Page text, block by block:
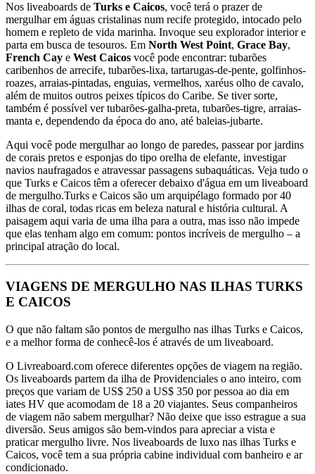
Nos liveaboards de Turks e Caicos, você terá o prazer de
mergulhar em águas cristalinas num recife protegido, intocado pelo
homem e repleto de vida marinha. Invoque seu explorador interior e
parta em busca de tesouros. Em North West Point, Grace Bay,
French Cay e West Caicos você pode encontrar: tubarões
caribenhos de arrecife, tubarões-lixa, tartarugas-de-pente, golfinhos-
roazes, arraias-pintadas, enguias, vermelhos, xaréus olho de cavalo,
além de muitos outros peixes típicos do Caribe. Se tiver sorte,
também é possível ver tubarões-galha-preta, tubarões-tigre, arraias-
manta e, dependendo da época do ano, até baleias-jubarte.
Aqui você pode mergulhar ao longo de paredes, passear por jardins
de corais pretos e esponjas do tipo orelha de elefante, investigar
navios naufragados e atravessar passagens subaquáticas. Veja tudo o
que Turks e Caicos têm a oferecer debaixo d'água em um liveaboard
de mergulho.Turks e Caicos são um arquipélago formado por 40
ilhas de coral, todas ricas em beleza natural e história cultural. A
paisagem aqui varia de uma ilha para a outra, mas isso não impede
que elas tenham algo em comum: pontos incríveis de mergulho – a
principal atração do local.
VIAGENS DE MERGULHO NAS ILHAS TURKS
E CAICOS
O que não faltam são pontos de mergulho nas ilhas Turks e Caicos,
e a melhor forma de conhecê-los é através de um liveaboard.
O Livreaboard.com oferece diferentes opções de viagem na região.
Os liveaboards partem da ilha de Providenciales o ano inteiro, com
preços que variam de US$ 250 a US$ 350 por pessoa ao dia em
iates HV que acomodam de 18 a 20 viajantes. Seus companheiros
de viagem não sabem mergulhar? Não deixe que isso estrague a sua
diversão. Seus amigos são bem-vindos para apreciar a vista e
praticar mergulho livre. Nos liveaboards de luxo nas ilhas Turks e
Caicos, você tem a sua própria cabine individual com banheiro e ar
condicionado.